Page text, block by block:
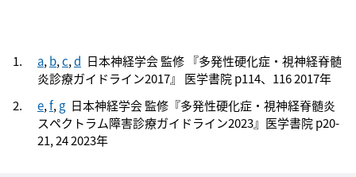
a, b,c,d 日本神経学会 監修 『多発性硬化症・視神経脊髄
炎診療ガイドライン2017』 医学書院 p114、116 2017年
e,f, g 日本神経学会 監修『多発性硬化症・視神経脊髄炎
スペクトラム障害診療ガイドライン2023』医学書院 p20-
21, 24 2023年